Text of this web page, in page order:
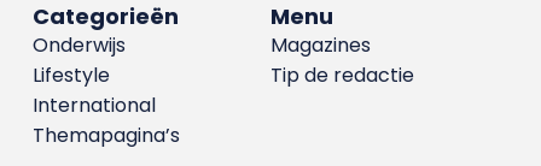
Menu
Magazines
Tip de redactie
Categorieën
Onderwijs
Lifestyle
International
Themapagina’s